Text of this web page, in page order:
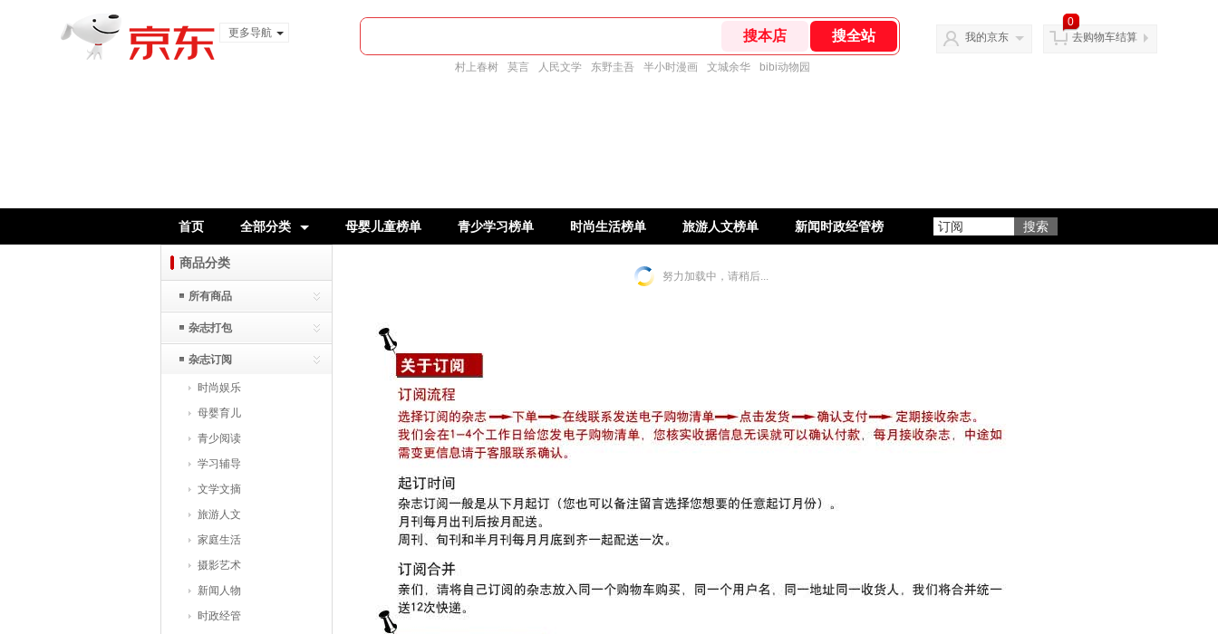
更多导航
村上春树 莫言 人民文学 东野圭吾 半小时漫画 文城余华 bibi动物园
我的京东
0
去购物车结算
首页 全部分类 母婴儿童榜单 青少学习榜单 时尚生活榜单 旅游人文榜单 新闻时政经管榜
商品分类
所有商品
杂志打包
杂志订阅
时尚娱乐
母婴育儿
青少阅读
学习辅导
文学文摘
旅游人文
家庭生活
摄影艺术
新闻人物
时政经管
努力加载中，请稍后...